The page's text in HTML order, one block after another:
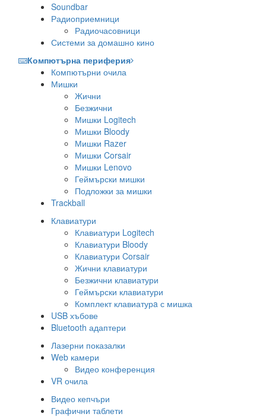
Soundbar
Радиоприемници
Радиочасовници
Системи за домашно кино
Компютърна периферия
Компютърни очила
Мишки
Жични
Безжични
Мишки Logitech
Мишки Bloody
Мишки Razer
Мишки Corsair
Мишки Lenovo
Геймърски мишки
Подложки за мишки
Trackball
Клавиатури
Клавиатури Logitech
Клавиатури Bloody
Клавиатури Corsair
Жични клавиатури
Безжични клавиатури
Геймърски клавиатури
Комплект клавиатурa с мишка
USB хъбове
Bluetooth адаптери
Лазерни показалки
Web камери
Видео конференция
VR очила
Видео кепчъри
Графични таблети